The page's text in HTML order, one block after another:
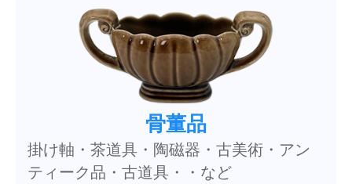
骨董品
掛け軸・茶道具・陶磁器・古美術・アン
ティーク品・古道具・・など